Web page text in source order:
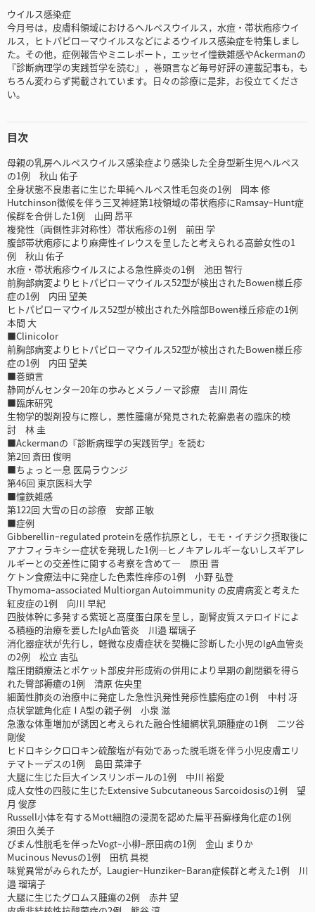
ウイルス感染症
今月号は，皮膚科領域におけるヘルペスウイルス，水痘・帯状疱疹ウイ
ルス，ヒトパピローマウイルスなどによるウイルス感染症を特集しまし
た。その他，症例報告やミニレポート，エッセイ憧鉄雑感やAckermanの
『診断病理学の実践哲学を読む』，巻頭言など毎号好評の連載記事も，も
ちろん変わらず掲載されています。日々の診療に是非，お役立てくださ
い。
目次
母親の乳房ヘルペスウイルス感染症より感染した全身型新生児ヘルペス
の1例 秋山 佑子
全身状態不良患者に生じた単純ヘルペス性毛包炎の1例 岡本 修
Hutchinson徴候を伴う三叉神経第1枝領域の帯状疱疹にRamsayｰHunt症
候群を合併した1例 山岡 昂平
複発性（両側性非対称性）帯状疱疹の1例 前田 学
腹部帯状疱疹により麻痺性イレウスを呈したと考えられる高齢女性の1
例 秋山 佑子
水痘・帯状疱疹ウイルスによる急性膵炎の1例 池田 智行
前胸部病変よりヒトパピローマウイルス52型が検出されたBowen様丘疹
症の1例 内田 望美
ヒトパピローマウイルス52型が検出された外陰部Bowen様丘疹症の1例
本間 大
■Clinicolor
前胸部病変よりヒトパピローマウイルス52型が検出されたBowen様丘疹
症の1例 内田 望美
■巻頭言
静岡がんセンター20年の歩みとメラノーマ診療 吉川 周佐
■臨床研究
生物学的製剤投与に際し，悪性腫瘍が発見された乾癬患者の臨床的検
討 林 圭
■Ackermanの『診断病理学の実践哲学』を読む
第2回 斎田 俊明
■ちょっと一息 医局ラウンジ
第46回 東京医科大学
■憧鉄雑感
第122回 大雪の日の診療 安部 正敏
■症例
Gibberellinｰregulated proteinを感作抗原とし，モモ・イチジク摂取後に
アナフィラキシー症状を発現した1例―ヒノキアレルギーないしスギアレ
ルギーとの交差性に関する考察を含めて― 原田 晋
ケトン食療法中に発症した色素性痒疹の1例 小野 弘登
Thymomaｰassociated Multiorgan Autoimmunity の皮膚病変と考えた
紅皮症の1例 向川 早紀
四肢体幹に多発する紫斑と高度蛋白尿を呈し，副腎皮質ステロイドによ
る積極的治療を要したIgA血管炎 川邉 瑠璃子
消化器症状が先行し，軽微な皮膚症状を契機に診断した小児のIgA血管炎
の2例 松立 吉弘
陰圧閉鎖療法とポケット部皮弁形成術の併用により早期の創閉鎖を得ら
れた臀部褥瘡の1例 清原 佐央里
細菌性肺炎の治療中に発症した急性汎発性発疹性膿疱症の1例 中村 冴
点状掌蹠角化症ⅠA型の親子例 小泉 滋
急激な体重増加が誘因と考えられた融合性細網状乳頭腫症の1例 二ツ谷
剛俊
ヒドロキシクロロキン硫酸塩が有効であった脱毛斑を伴う小児皮膚エリ
テマトーデスの1例 島田 菜津子
大腿に生じた巨大インスリンボールの1例 中川 裕愛
成人女性の四肢に生じたExtensive Subcutaneous Sarcoidosisの1例 望
月 俊彦
Russell小体を有するMott細胞の浸潤を認めた扁平苔癬様角化症の1例
須田 久美子
びまん性脱毛を伴ったVogtｰ小柳ｰ原田病の1例 金山 まりか
Mucinous Nevusの1例 田杭 具視
味覚異常がみられたが，LaugierｰHunzikerｰBaran症候群と考えた1例 川
邉 瑠璃子
大腿に生じたグロムス腫瘍の2例 赤井 望